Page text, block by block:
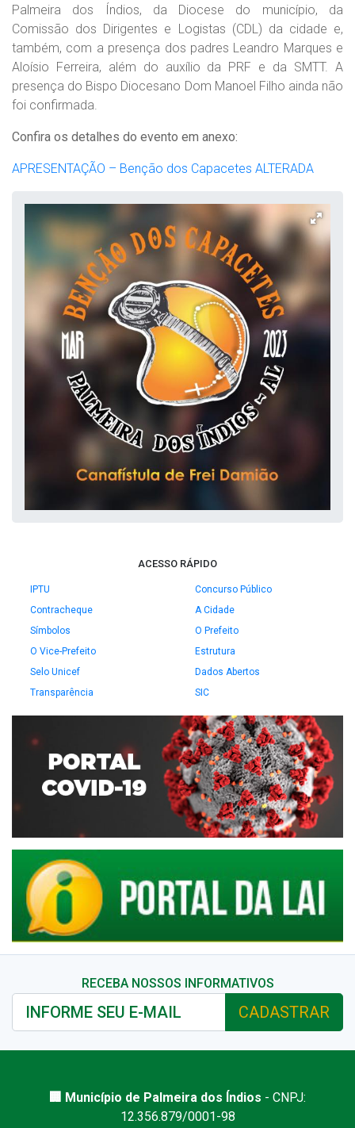
Palmeira dos Índios, da Diocese do município, da
Comissão dos Dirigentes e Logistas (CDL) da cidade e,
também, com a presença dos padres Leandro Marques e
Aloísio Ferreira, além do auxílio da PRF e da SMTT. A
presença do Bispo Diocesano Dom Manoel Filho ainda não
foi confirmada.
Confira os detalhes do evento em anexo:
APRESENTAÇÃO – Benção dos Capacetes ALTERADA
ACESSO RÁPIDO
IPTU
Concurso Público
Contracheque
A Cidade
Símbolos
O Prefeito
O Vice-Prefeito
Estrutura
Selo Unicef
Dados Abertos
Transparência
SIC
RECEBA NOSSOS INFORMATIVOS
CADASTRAR
🏢 Município de Palmeira dos Índios - CNPJ:
12.356.879/0001-98